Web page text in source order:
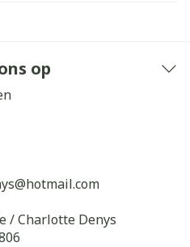
op
hotmail.com
/ Charlotte Denys